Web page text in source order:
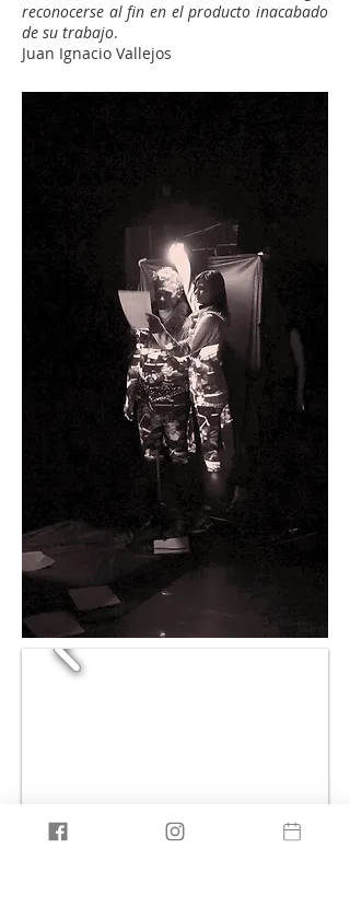
reconocerse al fin en el producto inacabado
de su trabajo.
Juan Ignacio Vallejos